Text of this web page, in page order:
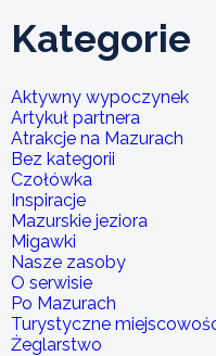
Kategorie
Aktywny wypoczynek
Artykuł partnera
Atrakcje na Mazurach
Bez kategorii
Czołówka
Inspiracje
Mazurskie jeziora
Migawki
Nasze zasoby
O serwisie
Po Mazurach
Turystyczne
Żeglarstwo